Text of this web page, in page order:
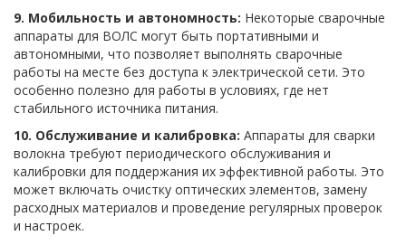
9. Мобильность и автономность: Некоторые сварочные
аппараты для ВОЛС могут быть портативными и
автономными, что позволяет выполнять сварочные
работы на месте без доступа к электрической сети. Это
особенно полезно для работы в условиях, где нет
стабильного источника питания.
10. Обслуживание и калибровка: Аппараты для сварки
волокна требуют периодического обслуживания и
калибровки для поддержания их эффективной работы. Это
может включать очистку оптических элементов, замену
расходных материалов и проведение регулярных проверок
и настроек.